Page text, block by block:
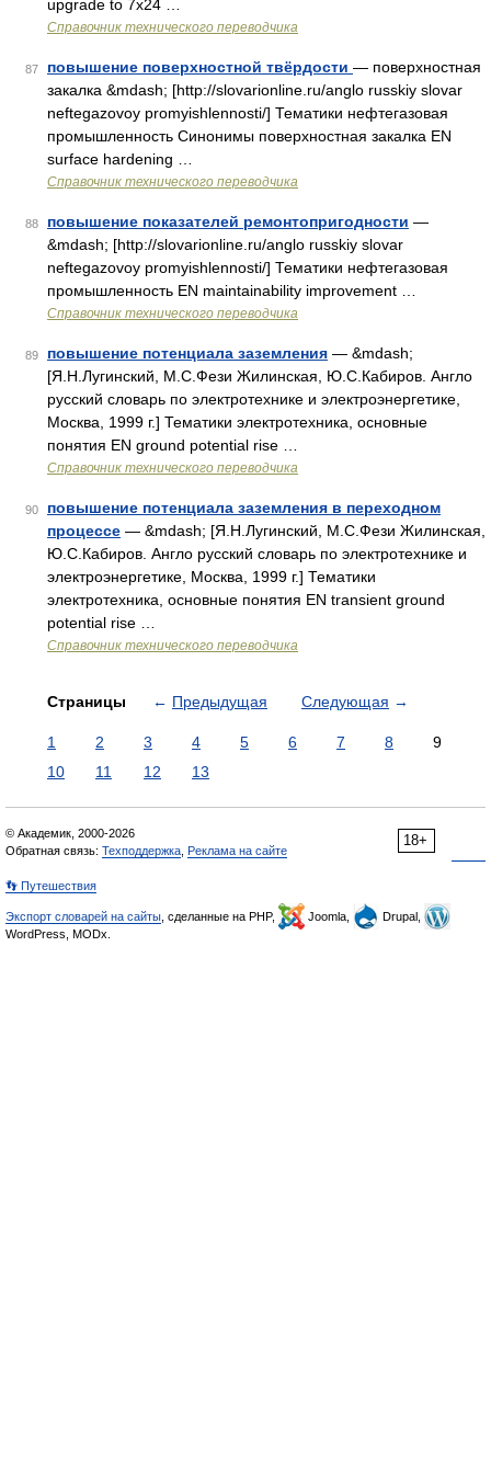
upgrade to 7x24 …
Справочник технического переводчика
87 повышение поверхностной твёрдости — поверхностная
закалка &mdash; [http://slovarionline.ru/anglo russkiy slovar
neftegazovoy promyishlennosti/] Тематики нефтегазовая
промышленность Синонимы поверхностная закалка EN
surface hardening …
Справочник технического переводчика
88 повышение показателей ремонтопригодности —
&mdash; [http://slovarionline.ru/anglo russkiy slovar
neftegazovoy promyishlennosti/] Тематики нефтегазовая
промышленность EN maintainability improvement …
Справочник технического переводчика
89 повышение потенциала заземления — &mdash;
[Я.Н.Лугинский, М.С.Фези Жилинская, Ю.С.Кабиров. Англо
русский словарь по электротехнике и электроэнергетике,
Москва, 1999 г.] Тематики электротехника, основные
понятия EN ground potential rise …
Справочник технического переводчика
90
повышение потенциала заземления в переходном
процессе — &mdash; [Я.Н.Лугинский, М.С.Фези Жилинская,
Ю.С.Кабиров. Англо русский словарь по электротехнике и
электроэнергетике, Москва, 1999 г.] Тематики
электротехника, основные понятия EN transient ground
potential rise …
Справочник технического переводчика
Страницы ← Предыдущая Следующая →
1 2 3 4 5 6 7 8
9
10
11 12 13
18+
© Академик, 2000-2026
Обратная связь: Техподдержка Реклама на сайте
👣 Путешествия
Экспорт словарей на сайты , сделанные на PHP, Joomla,
Drupal,
WordPress, MODx.